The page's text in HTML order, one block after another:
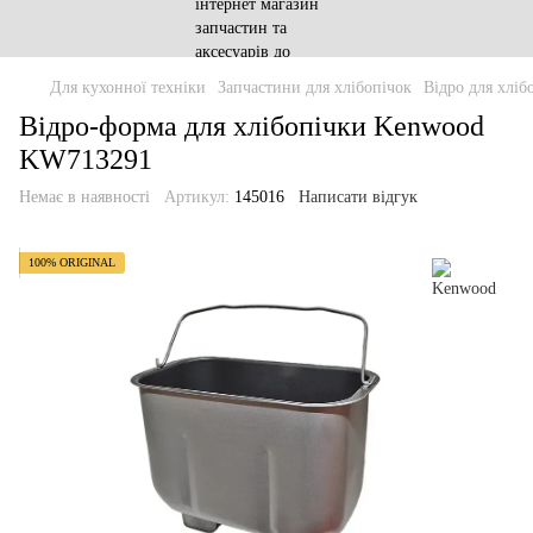
Для кухонної техніки Запчастини для хлібопічок Відро для
Відро-форма для хлібопічки Kenwood
KW713291
Немає в наявності Артикул: 145016 Написати відгук
100% ORIGINAL